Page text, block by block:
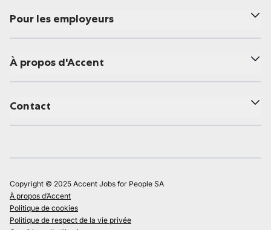
Pour les employeurs
À propos d'Accent
Contact
Copyright © 2025 Accent Jobs for People SA
À propos d’Accent
Politique de cookies
Politique de respect de la vie privée